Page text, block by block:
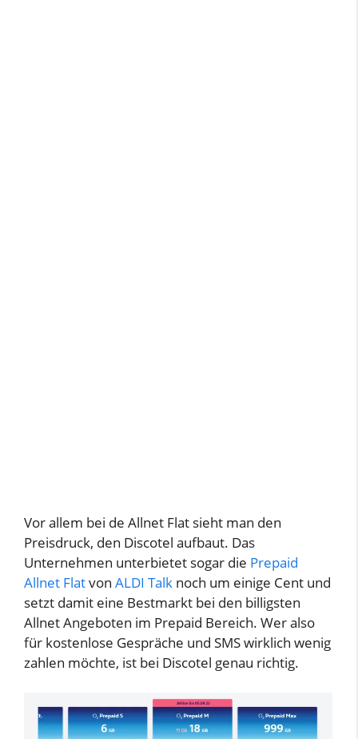
Vor allem bei de Allnet Flat sieht man den
Preisdruck, den Discotel aufbaut. Das
Unternehmen unterbietet sogar die Prepaid
Allnet Flatvon ALDI Talk noch um einige Cent und
setzt damit eine Bestmarkt bei den billigsten
Allnet Angeboten im Prepaid Bereich. Wer also
für kostenlose Gespräche und SMS wirklich wenig
zahlen möchte, ist bei Discotel genau richtig.